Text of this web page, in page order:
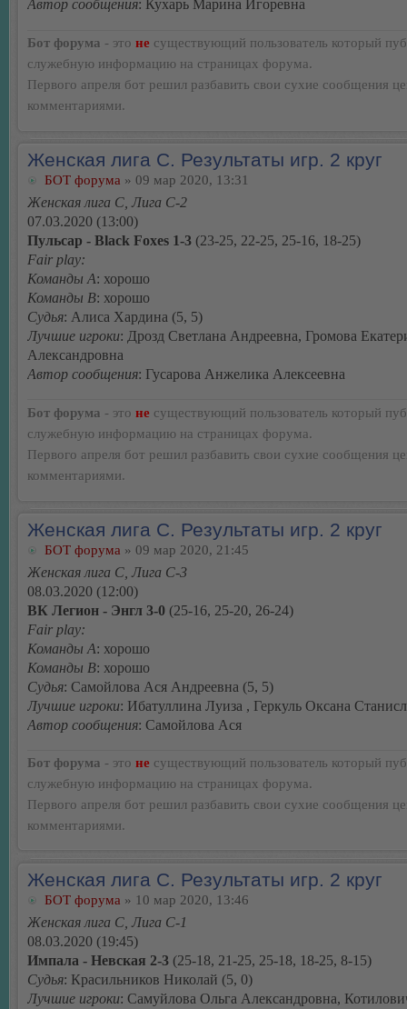
Автор сообщения: Кухарь Марина Игоревна
Бот форума - это не существующий пользователь который
служебную информацию на страницах форума.
Первого апреля бот решил разбавить свои сухие сообщения
комментариями.
Женская лига С. Результаты игр. 2 круг
БОТ форума » 09 мар 2020, 13:31
Женская лига С, Лига С-2
07.03.2020 (13:00)
Пульсар - Black Foxes 1-3 (23-25, 22-25, 25-16, 18-25)
Fair play:
Команды А: хорошо
Команды В: хорошо
Судья: Алиса Хардина (5, 5)
Лучшие игроки: Дрозд Светлана Андреевна, Громова
Александровна
Автор сообщения: Гусарова Анжелика Алексеевна
Бот форума - это не существующий пользователь который
служебную информацию на страницах форума.
Первого апреля бот решил разбавить свои сухие сообщения
комментариями.
Женская лига С. Результаты игр. 2 круг
БОТ форума » 09 мар 2020, 21:45
Женская лига С, Лига С-3
08.03.2020 (12:00)
ВК Легион - Энгл 3-0 (25-16, 25-20, 26-24)
Fair play:
Команды А: хорошо
Команды В: хорошо
Судья: Самойлова Ася Андреевна (5, 5)
Лучшие игроки: Ибатуллина Луиза , Геркуль Оксана
Автор сообщения: Самойлова Ася
Бот форума - это не существующий пользователь который
служебную информацию на страницах форума.
Первого апреля бот решил разбавить свои сухие сообщения
комментариями.
Женская лига С. Результаты игр. 2 круг
БОТ форума » 10 мар 2020, 13:46
Женская лига С, Лига С-1
08.03.2020 (19:45)
Импала - Невская 2-3 (25-18, 21-25, 25-18, 18-25, 8-15)
Судья: Красильников Николай (5, 0)
Лучшие игроки: Самуйлова Ольга Александровна,